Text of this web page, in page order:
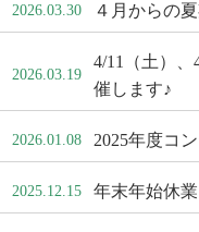
2026.03.30 ４月からの
2026.03.19
4/11（土）
催します♪
2026.01.08 2025年度コ
2025.12.15 年末年始休